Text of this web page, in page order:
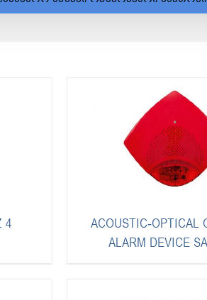
4
ACOUSTIC-OPTICAL
ALARM DEVICE